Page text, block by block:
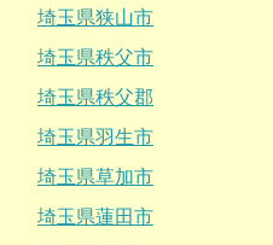
埼玉県狭山市
埼玉県秩父市
埼玉県秩父郡
埼玉県羽生市
埼玉県草加市
埼玉県蓮田市